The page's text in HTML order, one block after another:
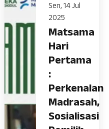
Sen, 14 Jul
2025
Matsama
Hari
Pertama
:
Perkenalan
Madrasah,
Sosialisasi